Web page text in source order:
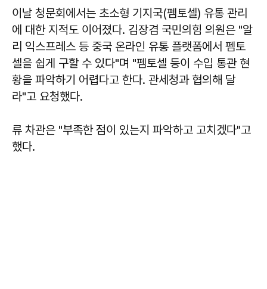
이날 청문회에서는 초소형 기지국(펨토셀) 유통 관리
에 대한 지적도 이어졌다. 김장겸 국민의힘 의원은 "알
리 익스프레스 등 중국 온라인 유통 플랫폼에서 펨토
셀을 쉽게 구할 수 있다"며 "펨토셀 등이 수입 통관 현
황을 파악하기 어렵다고 한다. 관세청과 협의해 달
라"고 요청했다.
류 차관은 "부족한 점이 있는지 파악하고 고치겠다"고
했다.